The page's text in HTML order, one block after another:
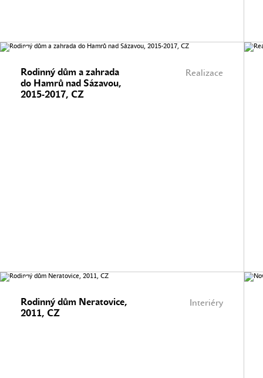
Realizace
Rodinný dům a zahrada
do Hamrů nad Sázavou,
2015-2017, CZ
Interiéry
Rodinný dům Neratovice,
2011, CZ